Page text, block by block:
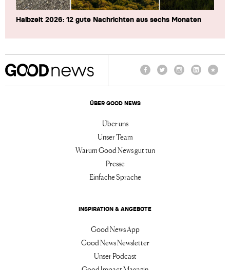
Halbzeit 2026: 12 gute Nachrichten aus sechs Monaten
ÜBER GOOD NEWS
Über uns
Unser Team
Warum Good News gut tun
Presse
Einfache Sprache
INSPIRATION & ANGEBOTE
Good News App
Good News Newsletter
Unser Podcast